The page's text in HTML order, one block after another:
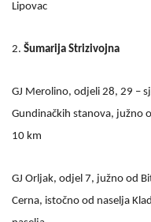
Lipovac
2. Šumarija Strizivojna
GJ Merolino, odjeli 28, 29 –
Gundinačkih stanova, južno
10 km
GJ Orljak, odjel 7, južno od
Cerna, istočno od naselja